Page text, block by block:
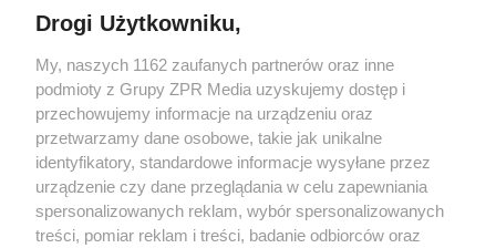
Żaden utwór zamieszczony w serwisie nie może być powielany i
rozpowszechniany lub dalej rozpowszechniany w jakikolwiek sposób (w
tym także elektroniczny lub mechaniczny) na jakimkolwiek polu
eksploatacji w jakiejkolwiek formie, włącznie z umieszczaniem w
Internecie bez pisemnej zgody właściciela praw. Jakiekolwiek użycie lub
wykorzystanie utworów w całości lub w części z naruszeniem prawa,
tzn. bez właściwej zgody, jest zabronione pod groźbą kary i może być
ścigane prawnie.
Drogi Użytkowniku,
My, naszych 1162 zaufanych partnerów oraz inne
podmioty z Grupy ZPR Media uzyskujemy dostęp i
przechowujemy informacje na urządzeniu oraz
przetwarzamy dane osobowe, takie jak unikalne
identyfikatory, standardowe informacje wysyłane przez
urządzenie czy dane przeglądania w celu zapewniania
spersonalizowanych reklam, wybór spersonalizowanych
treści, pomiar reklam i treści, badanie odbiorców oraz